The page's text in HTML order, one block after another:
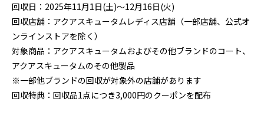
回収日：2025年11月1日(土)～12月16日(火)
回収店舗：アクアスキュータムレディス店舗（一部店舗、公式オ
ンラインストアを除く）
対象商品：アクアスキュータムおよびその他ブランドのコート、
アクアスキュータムのその他製品
※一部他ブランドの回収が対象外の店舗があります
回収特典：回収品1点につき3,000円のクーポンを配布